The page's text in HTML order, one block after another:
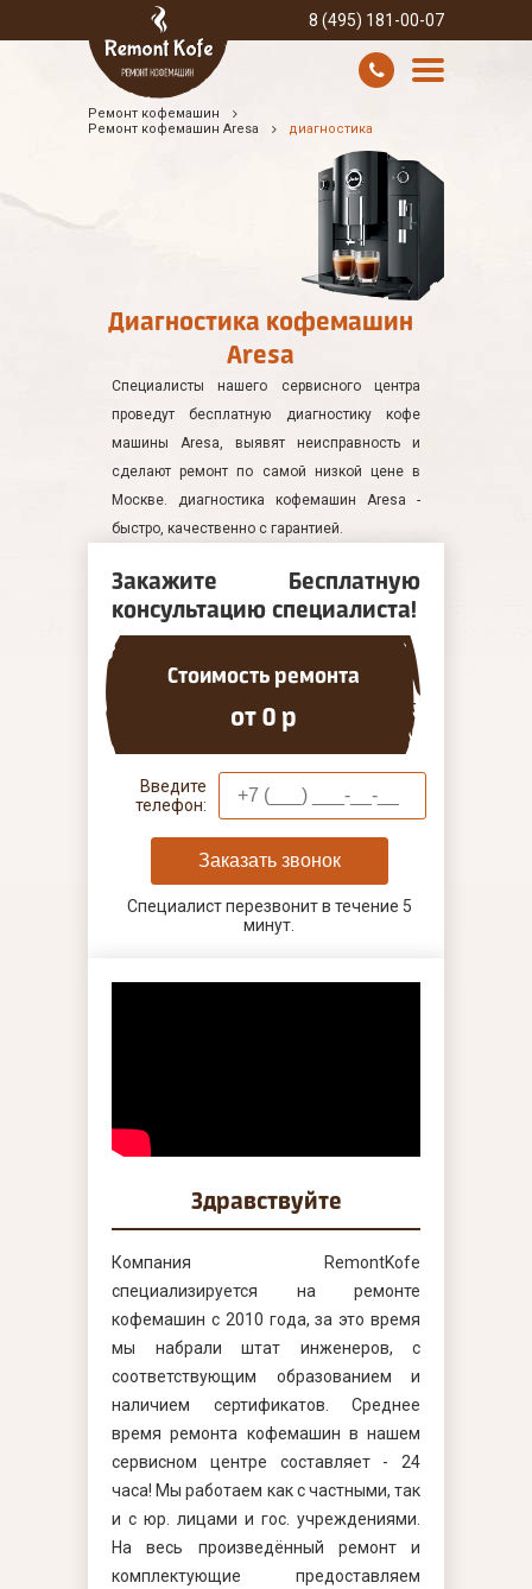
8 (495) 181-00-07
УСЛУГИ И ЦЕНЫ
Ремонт кофемашин
Ремонт кофемашин Aresa
диагностика
Диагностика кофемашин
Aresa
Специалисты нашего сервисного центра
проведут бесплатную диагностику кофе
машины Aresa, выявят неисправность и
сделают ремонт по самой низкой цене в
Москве. диагностика кофемашин Aresa -
быстро, качественно с гарантией.
Закажите Бесплатную
консультацию специалиста!
Стоимость ремонта
от 0 р
Введите
телефон:
Заказать звонок
Специалист перезвонит в течение 5
минут.
Здравствуйте
Компания RemontKofe
специализируется на ремонте
кофемашин с 2010 года, за это время
мы набрали штат инженеров, с
соответствующим образованием и
наличием сертификатов. Среднее
время ремонта кофемашин в нашем
сервисном центре составляет - 24
часа! Мы работаем как с частными, так
и с юр. лицами и гос. учреждениями.
На весь произведённый ремонт и
комплектующие предоставляем